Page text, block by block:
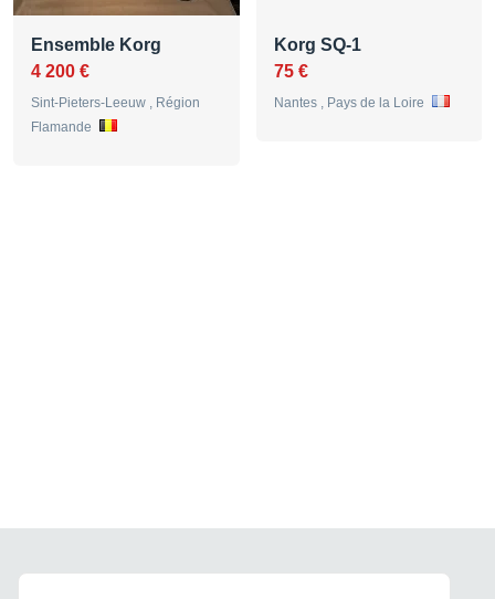
Ensemble Korg
4 200 €
Sint-Pieters-Leeuw , Région
Flamande
Korg SQ-1
75 €
Nantes , Pays de la Loire